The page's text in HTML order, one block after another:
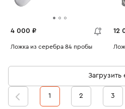
4 000 ₽
Ложка из серебра 84 пробы
12
1 2 3